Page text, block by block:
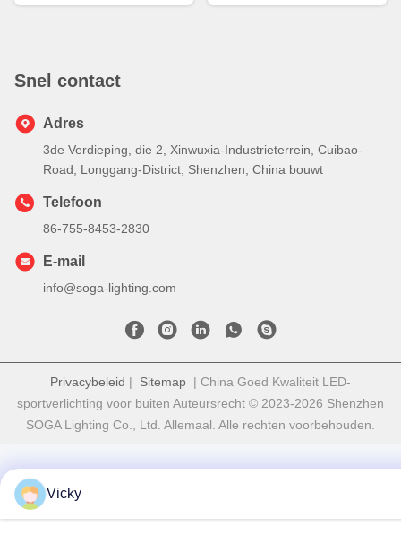
Snel contact
Adres
3de Verdieping, die 2, Xinwuxia-Industrieterrein, Cuibao-
Road, Longgang-District, Shenzhen, China bouwt
Telefoon
86-755-8453-2830
E-mail
info@soga-lighting.com
Privacybeleid | Sitemap | China Goed Kwaliteit LED-
sportverlichting voor buiten Auteursrecht © 2023-2026 Shenzhen
SOGA Lighting Co., Ltd. Allemaal. Alle rechten voorbehouden.
Vicky